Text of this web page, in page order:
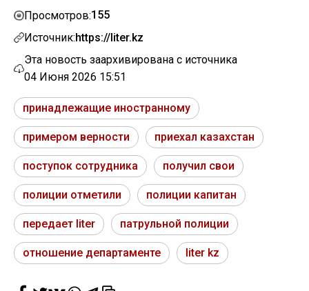
Просмотров:155
Источник:https://liter.kz
Эта новость заархивирована с источника
04 Июня 2026 15:51
принадлежащие иностранному
примером верности приехал казахстан
поступок сотрудника получил свои
полиции отметили полиции капитан
передает liter патрульной полиции
отношение департаменте liter kz